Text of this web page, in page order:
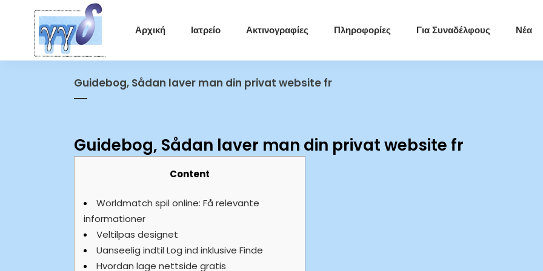
Αρχική Ιατρείο Ακτινογραφίες Πληροφορίες Για Συναδέλφους Νέα
Guidebog, Sådan laver man din privat website fr
Guidebog, Sådan laver man din privat website fr
Content
Worldmatch spil online: Få relevante
informationer
Veltilpas designet
Uanseelig indtil Log ind inklusive Finde
Hvordan lage nettside gratis